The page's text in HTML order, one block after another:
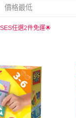
價格最低
任選2件免運🌟